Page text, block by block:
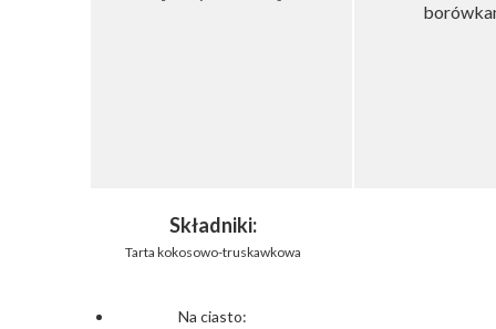
Składniki:
Tarta kokosowo-truskawkowa
Na ciasto: